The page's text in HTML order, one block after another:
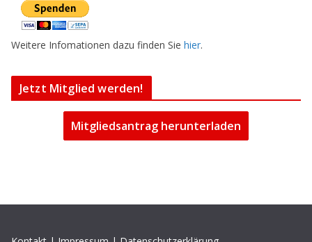
Weitere Infomationen dazu finden Sie hier.
Jetzt Mitglied werden!
Mitgliedsantrag herunterladen